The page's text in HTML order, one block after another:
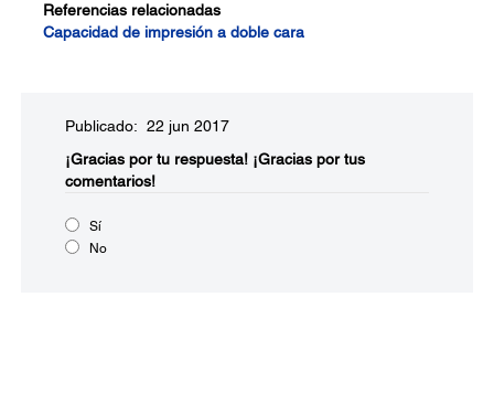
Referencias relacionadas
Capacidad de impresión a doble cara
Publicado: 22 jun 2017
¡Gracias por tu respuesta! ¡Gracias por tus
comentarios!
Sí
No